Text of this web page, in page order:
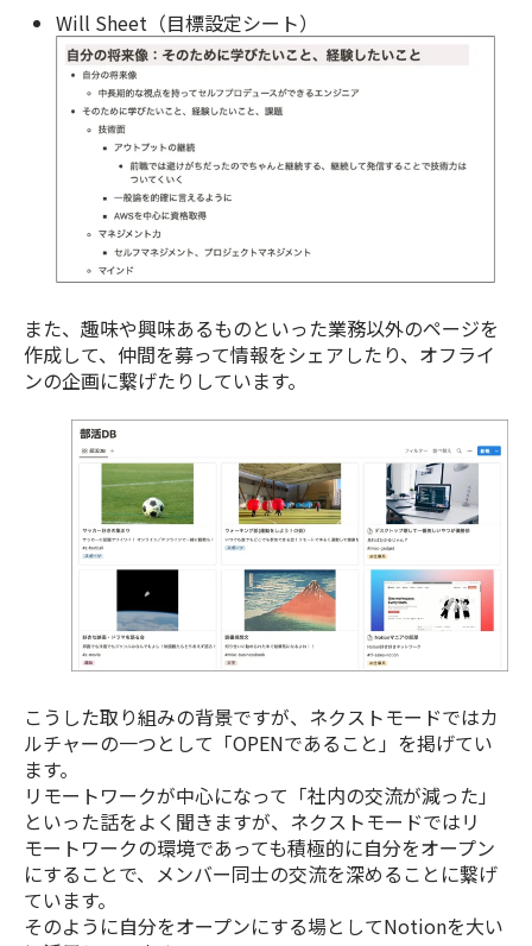
Will Sheet（目標設定シート）
また、趣味や興味あるものといった業務以外のページを
作成して、仲間を募って情報をシェアしたり、オフライ
ンの企画に繋げたりしています。
こうした取り組みの背景ですが、ネクストモードではカ
ルチャーの一つとして「OPENであること」を掲げてい
ます。
リモートワークが中心になって「社内の交流が減った」
といった話をよく聞きますが、ネクストモードではリ
モートワークの環境であっても積極的に自分をオープン
にすることで、メンバー同士の交流を深めることに繋げ
ています。
そのように自分をオープンにする場としてNotionを大い